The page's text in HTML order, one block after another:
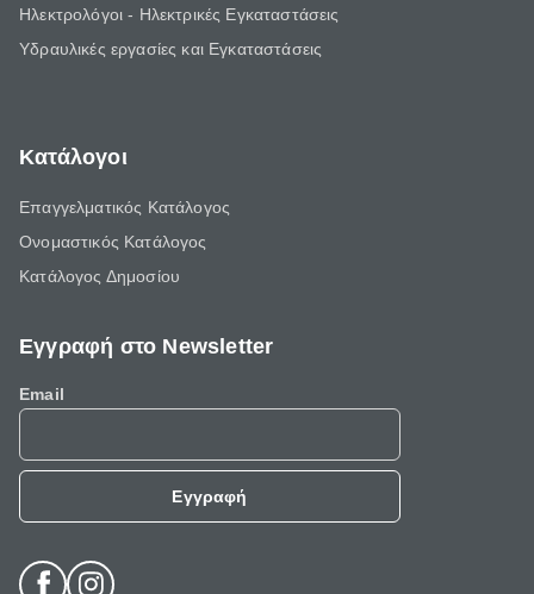
Ηλεκτρολόγοι - Ηλεκτρικές Εγκαταστάσεις
Υδραυλικές εργασίες και Εγκαταστάσεις
Κατάλογοι
Επαγγελματικός Κατάλογος
Ονομαστικός Κατάλογος
Κατάλογος Δημοσίου
Εγγραφή στο Newsletter
Email
Εγγραφή